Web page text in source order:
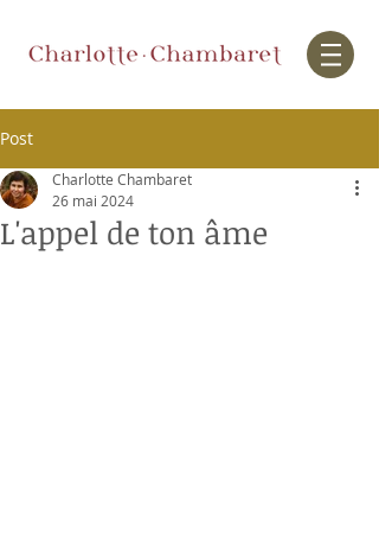
Post
L'appel de ton âme
Charlotte Chambaret
26 mai 2024